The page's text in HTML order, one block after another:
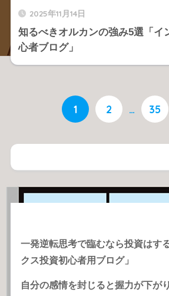
2025年11月14日
知るべきオルカンの強み5選「イ
心者ブログ」
1 2 … 35
一発逆転思考で臨むなら投資はす
クス投資初心者用ブログ」
自分の感情を封じると握力が下が